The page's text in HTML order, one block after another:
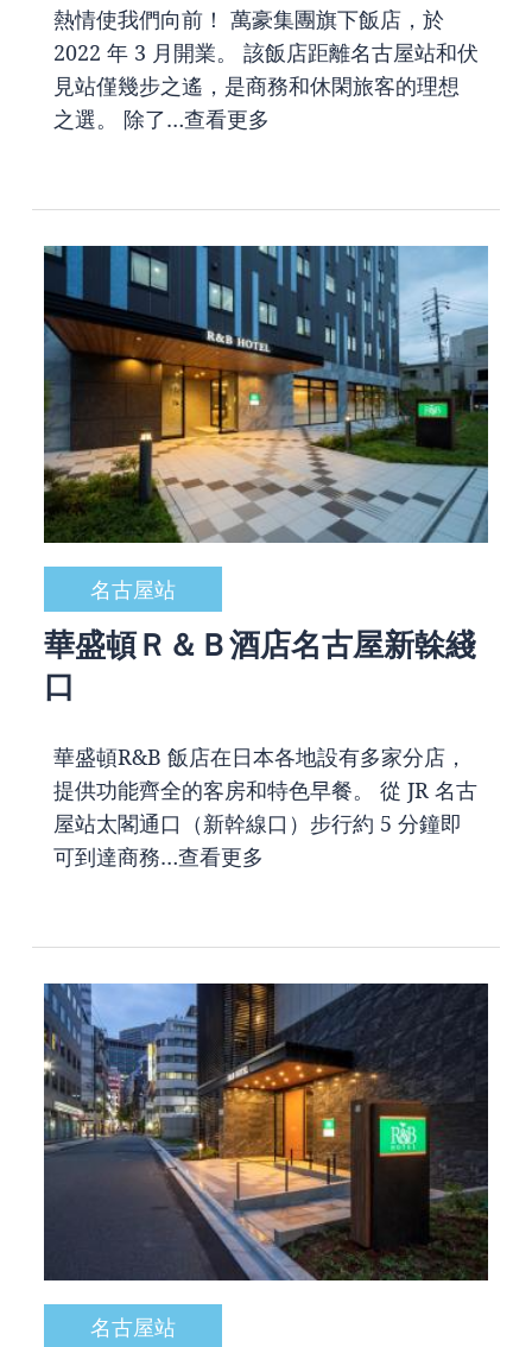
熱情使我們向前！ 萬豪集團旗下飯店，於
2022 年 3 月開業。 該飯店距離名古屋站和伏
見站僅幾步之遙，是商務和休閑旅客的理想
之選。 除了…查看更多
名古屋站
華盛頓Ｒ＆Ｂ酒店名古屋新榦綫
口
華盛頓R&B 飯店在日本各地設有多家分店，
提供功能齊全的客房和特色早餐。 從 JR 名古
屋站太閣通口（新幹線口）步行約 5 分鐘即
可到達商務…查看更多
名古屋站